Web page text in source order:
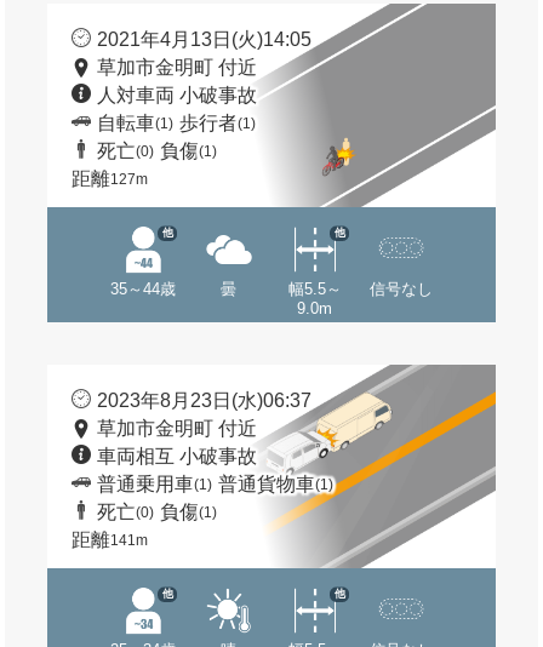
2021年4月13日(火)14:05
草加市金明町 付近
人対車両 小破事故
自転車(1) 歩行者(1)
死亡(0) 負傷(1)
距離127m
35～44歳
他
曇
幅5.5～
9.0m
他
信号なし
2023年8月23日(水)06:37
草加市金明町 付近
車両相互 小破事故
普通乗用車(1) 普通貨物車(1)
死亡(0) 負傷(1)
距離141m
他 他